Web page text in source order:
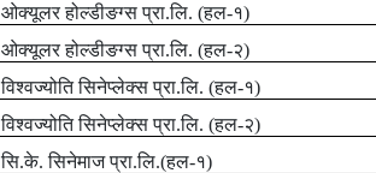
ओक्यूलर होल्डीङग्स प्रा.लि. (हल-१)
ओक्यूलर होल्डीङग्स प्रा.लि. (हल-२)
विश्वज्योति सिनेप्लेक्स प्रा.लि. (हल-१)
विश्वज्योति सिनेप्लेक्स प्रा.लि. (हल-२)
सि.के. सिनेमाज प्रा.लि.(हल-१)